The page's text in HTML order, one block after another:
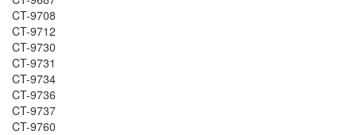
CT-9708
CT-9712
CT-9730
CT-9731
CT-9734
CT-9736
CT-9737
CT-9760